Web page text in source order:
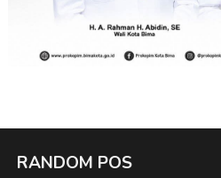
RANDOM POS